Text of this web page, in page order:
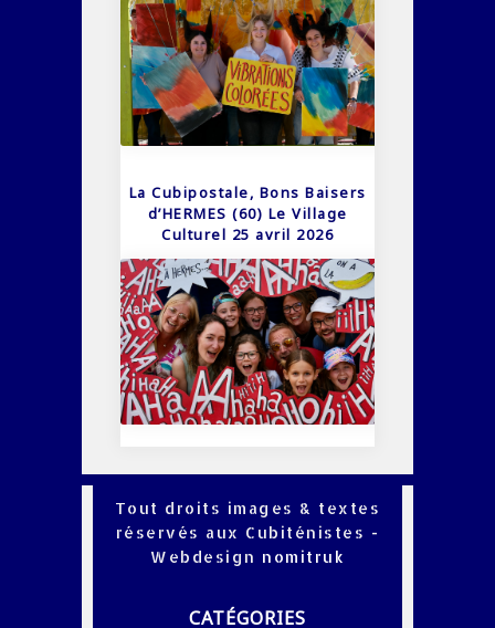
La Cubipostale, Bons Baisers
d’HERMES (60) Le Village
Culturel 25 avril 2026
Tout droits images & textes
réservés aux Cubiténistes -
Webdesign nomitruk
CATÉGORIES